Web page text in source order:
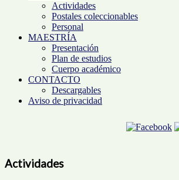
Actividades
Postales coleccionables
Personal
MAESTRÍA
Presentación
Plan de estudios
Cuerpo académico
CONTACTO
Descargables
Aviso de privacidad
Actividades